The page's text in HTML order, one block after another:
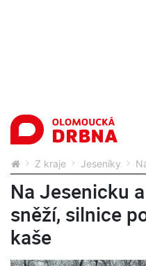
Z kraje Jeseníky
Na Jesenicku
sněží, silnice
kaše